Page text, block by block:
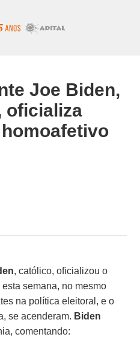
Joe Biden,
oficializa
, católico, oficializou o
esta semana, no mesmo
na política eleitoral, e o
se acenderam. Biden
comentando: